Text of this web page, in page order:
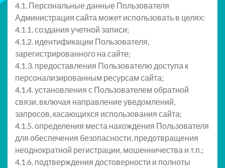
4.1. Персональные данные Пользователя
Администрация сайта может использовать в целях:
4.1.1. создания учетной записи;
4.1.2. идентификации Пользователя,
зарегистрированного на сайте;
4.1.3. предоставления Пользователю доступа к
персонализированным ресурсам сайта;
4.1.4. установления с Пользователем обратной
связи, включая направление уведомлений,
запросов, касающихся использования сайта;
4.1.5. определения места нахождения Пользователя
для обеспечения безопасности, предотвращения
неоднократной регистрации, мошенничества и т.п.;
4.1.6. подтверждения достоверности и полноты